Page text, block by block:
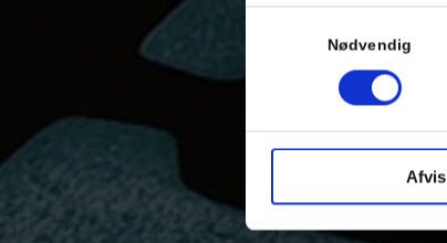
Nødvendig
Afvis